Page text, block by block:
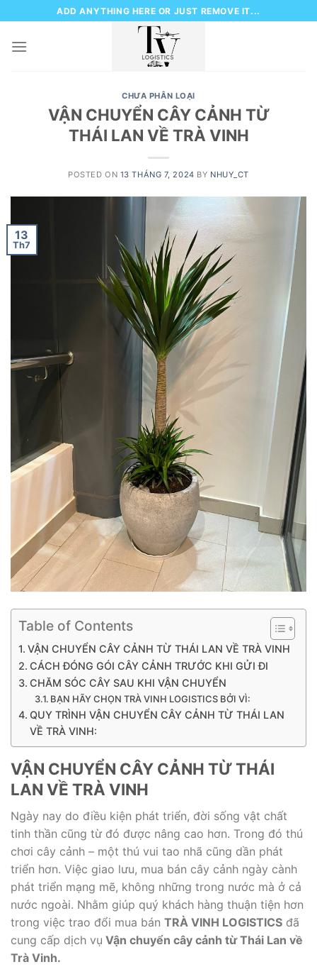
to
content
ADD ANYTHING HERE OR JUST REMOVE IT...
CHƯA PHÂN LOẠI
VẬN CHUYỂN CÂY CẢNH TỪ
THÁI LAN VỀ TRÀ VINH
POSTED ON 13 THÁNG 7, 2024 BY NHUY_CT
13
Th7
Table of Contents
VẬN CHUYỂN CÂY CẢNH TỪ THÁI LAN VỀ TRÀ VINH
CÁCH ĐÓNG GÓI CÂY CẢNH TRƯỚC KHI GỬI ĐI
CHĂM SÓC CÂY SAU KHI VẬN CHUYỂN
BẠN HÃY CHỌN TRÀ VINH LOGISTICS BỞI VÌ:
QUY TRÌNH VẬN CHUYỂN CÂY CẢNH TỪ THÁI LAN
VỀ TRÀ VINH:
VẬN CHUYỂN CÂY CẢNH TỪ THÁI
LAN VỀ TRÀ VINH
Ngày nay do điều kiện phát triển, đời sống vật chất
tinh thần cũng từ đó được nâng cao hơn. Trong đó thú
chơi cây cảnh – một thú vui tao nhã cũng dần phát
triển hơn. Việc giao lưu, mua bán cây cảnh ngày cành
phát triển mạng mẽ, không những trong nước mà ở cả
nước ngoài. Nhằm giúp quý khách hàng thuận tiện hơn
trong việc trao đổi mua bán TRÀ VINH LOGISTICS đã
cung cấp dịch vụ Vận chuyển cây cảnh từ Thái Lan về
Trà Vinh.